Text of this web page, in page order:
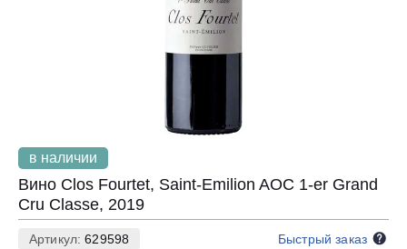
в наличии
Вино Clos Fourtet, Saint-Emilion AOC 1-er Grand
Cru Classe, 2019
Артикул:629598 Быстрый заказ